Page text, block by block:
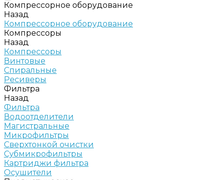
Компрессорное оборудование
Назад
Компрессорное оборудование
Компрессоры
Назад
Компрессоры
Винтовые
Спиральные
Ресиверы
Фильтра
Назад
Фильтра
Водоотделители
Магистральные
Микрофильтры
Сверхтонкой очистки
Субмикрофильтры
Картриджи фильтра
Осушители